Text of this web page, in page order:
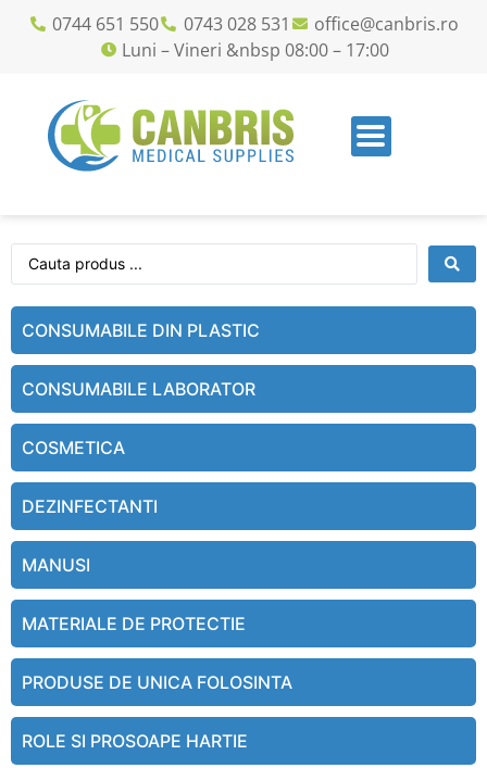
0744 651 550 0743 028 531
office@canbris.ro
Luni – Vineri &nbsp 08:00 – 17:00
CONSUMABILE DIN PLASTIC
CONSUMABILE LABORATOR
COSMETICA
DEZINFECTANTI
MANUSI
MATERIALE DE PROTECTIE
PRODUSE DE UNICA FOLOSINTA
ROLE SI PROSOAPE HARTIE